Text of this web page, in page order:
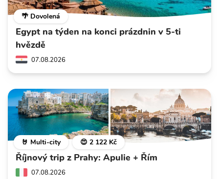
🌴 Dovolená
Egypt na týden na konci prázdnin v 5-ti
hvězdě
07.08.2026
🤘 Multi-city 😍 2 122 Kč
Říjnový trip z Prahy: Apulie + Řím
07.08.2026